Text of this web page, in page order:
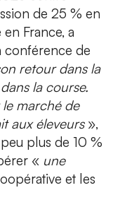
de 25 % en
France, a
conférence de
retour dans la
la course.
marché de
aux éleveurs »,
plus de 10 %
« une
et les